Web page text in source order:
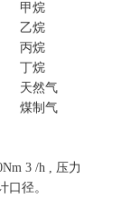
甲烷
乙烷
丙烷
丁烷
天然气
煤制气
3 /h , 压力
口径。